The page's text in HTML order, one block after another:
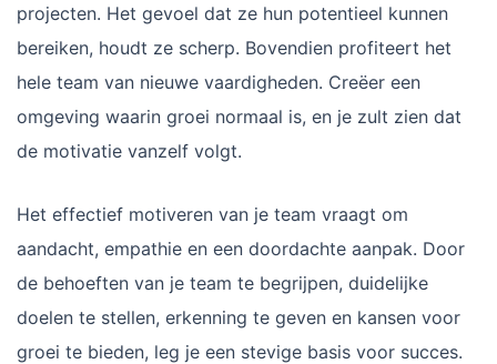
projecten. Het gevoel dat ze hun potentieel kunnen
bereiken, houdt ze scherp. Bovendien profiteert het
hele team van nieuwe vaardigheden. Creëer een
omgeving waarin groei normaal is, en je zult zien dat
de motivatie vanzelf volgt.
Het effectief motiveren van je team vraagt om
aandacht, empathie en een doordachte aanpak. Door
de behoeften van je team te begrijpen, duidelijke
doelen te stellen, erkenning te geven en kansen voor
groei te bieden, leg je een stevige basis voor succes.